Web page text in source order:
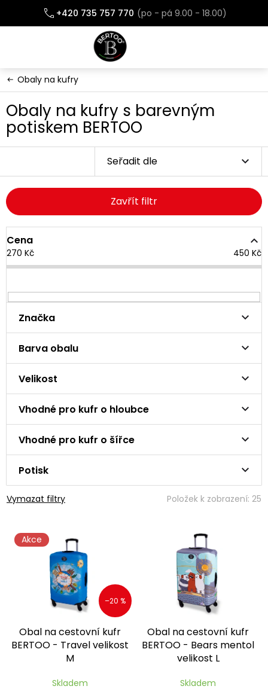
obsah
+420 735 757 770
Obaly na kufry
Obaly na kufry s barevným
potiskem BERTOO
Seřadit dle
Zavřít filtr
Cena
270 Kč 450 Kč
Značka
Barva obalu
Velikost
Vhodné pro kufr o hloubce
Vhodné pro kufr o šířce
Potisk
Vymazat filtry Položek k zobrazení: 25
u
Akce
–20 %
Obal na cestovní kufr
BERTOO - Travel velikost
M
Skladem
Obal na cestovní kufr
BERTOO - Bears mentol
velikost L
Skladem